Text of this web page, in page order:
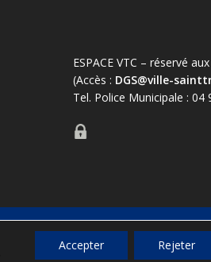
ESPACE VTC – réservé
(Accès : DGS@ville-
Tel. Police Municipale : 04
Mentions légales
Règlementation –
Accepter Rejeter